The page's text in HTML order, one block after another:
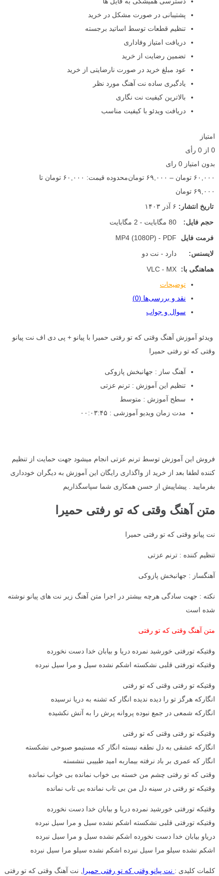
پشتیبانی در صورت مشکل در خرید
تنظیم قطعات توسط اساتید برجسته
دریافت امتیاز وفاداری
تضمین رضایت از خرید
عود مبلغ خرید در صورت نارضایتی از خرید
یادگیری ساده نت آهنگ مورد نظر
بالاترین کیفیت نت نگاری
دریافت ویدئو با کیفیت مناسب
امتیاز
0 از 0 رأی
بدون امتیاز 0 رای
۶۰,۰۰۰ تومان – ۶۹,۰۰۰ تومان
محدوده قیمت: ۶۰,۰۰۰ تومان تا
۶۹,۰۰۰ تومان
تاریخ انتشار: ۶ آذر ۱۴۰۳
حجم فایل:
80 مگابایت - 2 مگابایت
فرمت فایل
MP4 (1080P) - PDF
لایسنس:
دارد - نت دو
هماهنگی با:
VLC - MX
توضیحات
نقد و بررسی‌ها (0)
سوال و جواب
ویدئو آموزش آهنگ وقتی که تو رفتی حمیرا با پیانو + پی دی اف نت پیانو
وقتی که تو رفتی حمیرا
آهنگ ساز : جهانبخش پازوکی
تنظیم این آموزش : ترنم عزتی
سطح آموزش : متوسط
مدت زمان ویدیو آموزشی : ۰۰:۰۳:۴۵
فروش این آموزش توسط ترنم عزتی انجام میشود جهت حمایت از تنظیم
کننده لطفا بعد از خرید از واگذاری رایگان این آموزش به دیگران خودداری
بفرمایید . پیشاپیش از حسن همکاری شما سپاسگذاریم
متن آهنگ وقتی که تو رفتی حمیرا
نت پیانو وقتی که تو رفتی حمیرا
تنظیم کننده : ترنم عزتی
آهنگساز : جهانبخش پازوکی
نکته : جهت سادگی هرچه بیشتر در اجرا متن آهنگ زیر نت های پیانو نوشته
شده است
متن آهنگ وقتی که تو رفتی
وقتیکه تورفتی خورشید نمرده دریا و بیابان خدا دست نخورده
وقتیکه تورفتی قلبی نشکسته اشکم نشده سیل و مرا سیل نبرده
وقتیکه تو رفتی وقتی که تو رفتی
انگارکه هرگز تو را دیده ندیده انگار که تشنه به دریا نرسیده
انگارکه شمعی در جمع نبوده پروانه پرش را به آتش نکشیده
وقتیکه تو رفتی وقتی که تو رفتی
انگارکه عشقی به دل نطفه نبسته انگار که مستیمو صبوحی نشکسته
انگار که عمری بر باد نرفته بیماربه امید طبیبی ننشسته
وقتی که تو رفتی چشم من خسته بی خواب نمانده بی خواب نمانده
وقتیکه تو رفتی در سینه دل من بی تاب نمانده بی تاب نمانده
وقتیکه تورفتی خورشید نمرده دریا و بیابان خدا دست نخورده
وقتیکه تورفتی قلبی نشکسته اشکم نشده سیل و مرا سیل نبرده
دریاو بیابان خدا دست نخورده اشکم نشده سیل و مرا سیل نبرده
اشکم نشده سیلو مرا سیل نبرده اشکم نشده سیلو مرا سیل نبرده
کلمات کلیدی : نت پیانو وقتی که تو رفتی حمیرا , نت آهنگ وقتی که تو رفتی